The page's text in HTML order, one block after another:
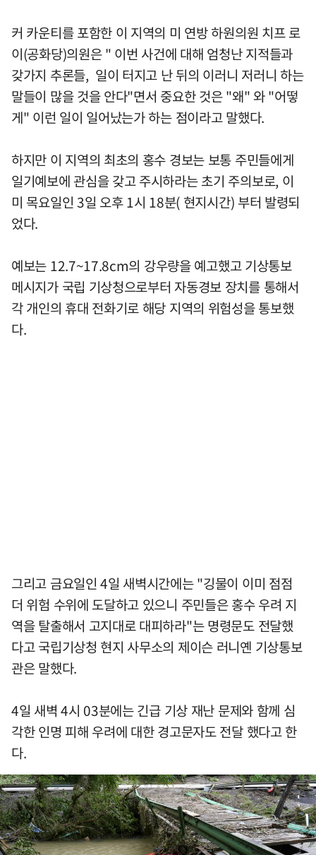
커 카운티를 포함한 이 지역의 미 연방 하원의원 치프 로
이(공화당)의원은 " 이번 사건에 대해 엄청난 지적들과
갖가지 추론들, 일이 터지고 난 뒤의 이러니 저러니 하는
말들이 많을 것을 안다"면서 중요한 것은 "왜" 와 "어떻
게" 이런 일이 일어났는가 하는 점이라고 말했다.
하지만 이 지역의 최초의 홍수 경보는 보통 주민들에게
일기예보에 관심을 갖고 주시하라는 초기 주의보로, 이
미 목요일인 3일 오후 1시 18분( 현지시간) 부터 발령되
었다.
예보는 12.7~17.8cm의 강우량을 예고했고 기상통보
메시지가 국립 기상청으로부터 자동경보 장치를 통해서
각 개인의 휴대 전화기로 해당 지역의 위험성을 통보했
다.
그리고 금요일인 4일 새벽시간에는 "깅물이 이미 점점
더 위험 수위에 도달하고 있으니 주민들은 홍수 우려 지
역을 탈출해서 고지대로 대피하라"는 명령문도 전달했
다고 국립기상청 현지 사무소의 제이슨 러니옌 기상통보
관은 말했다.
4일 새벽 4시 03분에는 긴급 기상 재난 문제와 함께 심
각한 인명 피해 우려에 대한 경고문자도 전달 했다고 한
다.